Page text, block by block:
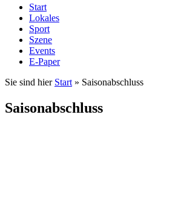
Start
Lokales
Sport
Szene
Events
E-Paper
Sie sind hier Start » Saisonabschluss
Saisonabschluss